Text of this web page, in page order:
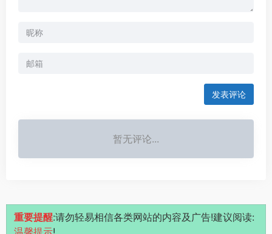
发表评论
暂无评论...
重要提醒:请勿轻易相信各类网站的内容及广告!建议阅读:
温馨提示!